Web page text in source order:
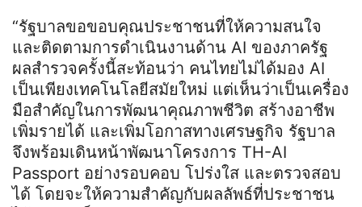
“รัฐบาลขอขอบคุณประชาชนที่ให้ความสนใจ
และติดตามการดำเนินงานด้าน AI ของภาครัฐ
ผลสำรวจครั้งนี้สะท้อนว่า คนไทยไม่ได้มอง AI
เป็นเพียงเทคโนโลยีสมัยใหม่ แต่เห็นว่าเป็นเครื่อง
มือสำคัญในการพัฒนาคุณภาพชีวิต สร้างอาชีพ
เพิ่มรายได้ และเพิ่มโอกาสทางเศรษฐกิจ รัฐบาล
จึงพร้อมเดินหน้าพัฒนาโครงการ TH-AI
Passport อย่างรอบคอบ โปร่งใส และตรวจสอบ
ได้ โดยจะให้ความสำคัญกับผลลัพธ์ที่ประชาชน